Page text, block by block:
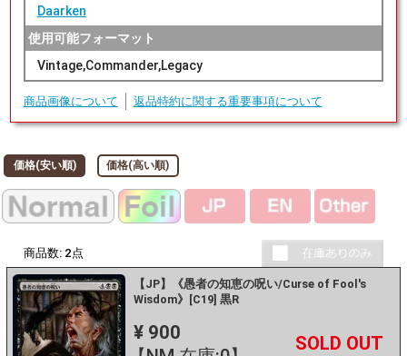
Daarken
使用可能フォーマット
Vintage,Commander,Legacy
商品画像について 返品特約に関する重要事項について
価格(安い順) 価格(高い順)
商品数: 2 点
【JP】《愚者の知恵の呪い/Curse of Fool's
Wisdom》[C19] 黒R
¥ 900
－ +